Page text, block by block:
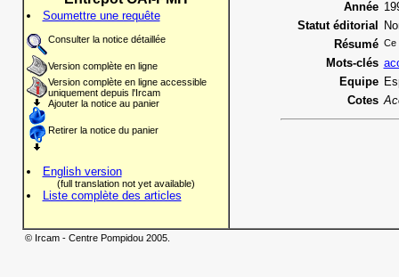
Soumettre une requête
Consulter la notice détaillée
Version complète en ligne
Version complète en ligne accessible
uniquement depuis l'Ircam
Ajouter la notice au panier
Retirer la notice du panier
English version
(full translation not yet available)
Liste complète des articles
Année
Statut éditorial
Résumé Ce
Mots-clés
Equipe
Cotes
© Ircam - Centre Pompidou 2005.